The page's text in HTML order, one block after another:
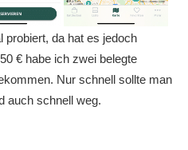
probiert, da hat es jedoch
€ habe ich zwei belegte
Nur schnell sollte man
auch schnell weg.